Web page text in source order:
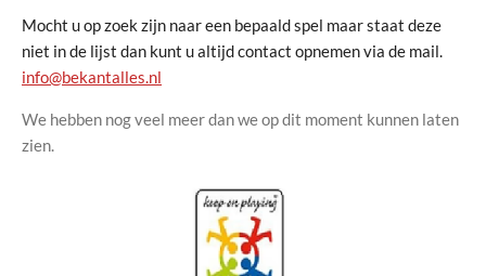
Mocht u op zoek zijn naar een bepaald spel maar staat deze
niet in de lijst dan kunt u altijd contact opnemen via de mail.
info@bekantalles.nl
We hebben nog veel meer dan we op dit moment kunnen laten
zien.